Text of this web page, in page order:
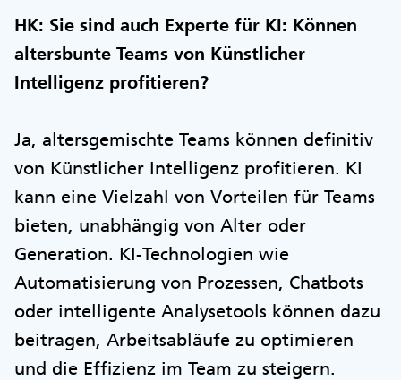
HK: Sie sind auch Experte für KI: Können
altersbunte Teams von Künstlicher
Intelligenz profitieren?
Ja, altersgemischte Teams können definitiv
von Künstlicher Intelligenz profitieren. KI
kann eine Vielzahl von Vorteilen für Teams
bieten, unabhängig von Alter oder
Generation. KI-Technologien wie
Automatisierung von Prozessen, Chatbots
oder intelligente Analysetools können dazu
beitragen, Arbeitsabläufe zu optimieren
und die Effizienz im Team zu steigern.